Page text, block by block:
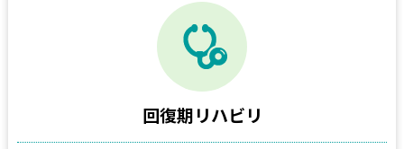
回復期リハビリ